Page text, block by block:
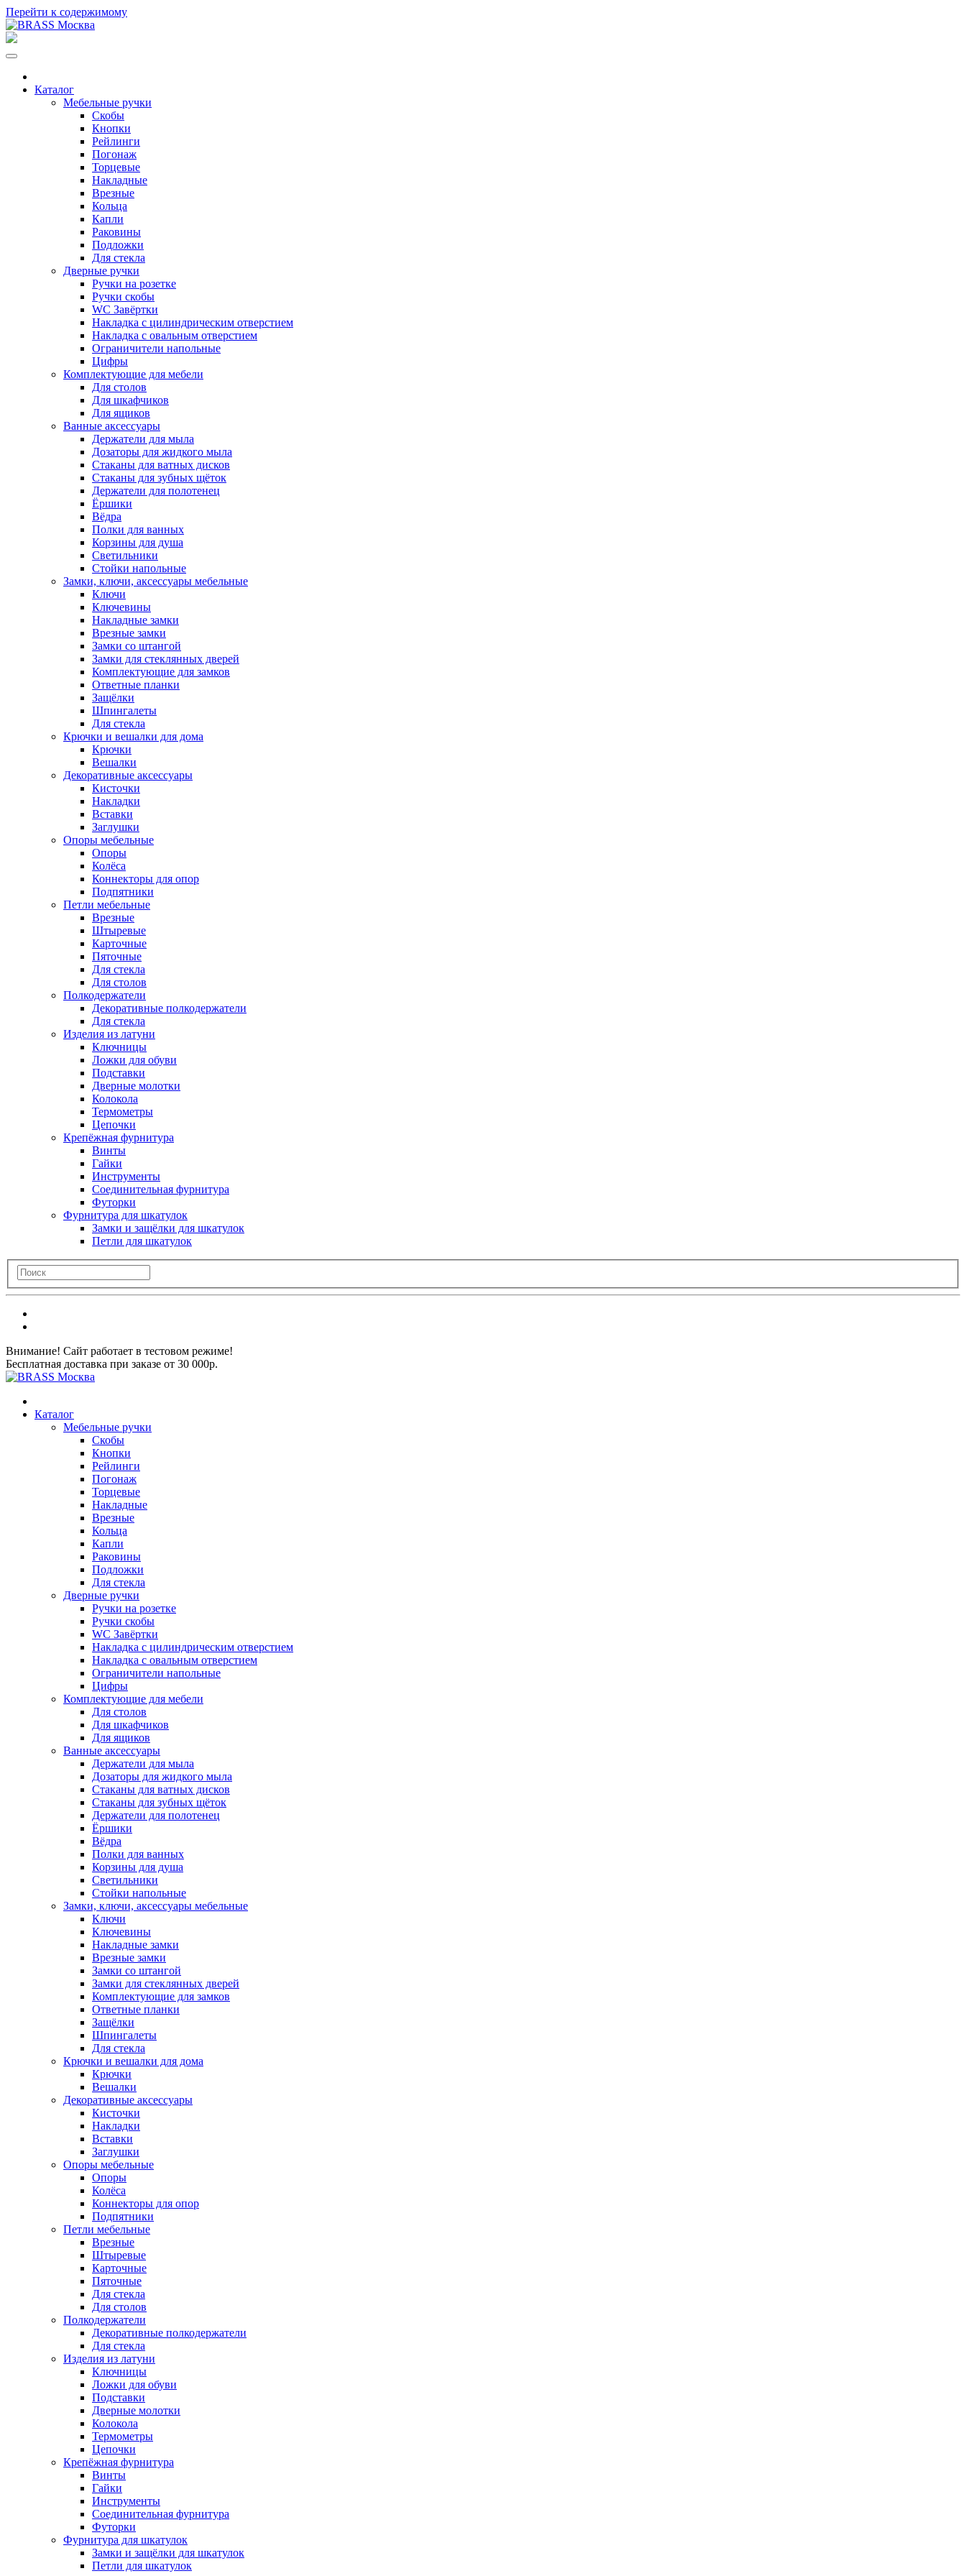
Перейти к содержимому
Каталог
Мебельные ручки
Скобы
Кнопки
Рейлинги
Погонаж
Торцевые
Накладные
Врезные
Кольца
Капли
Раковины
Подложки
Для стекла
Дверные ручки
Ручки на розетке
Ручки скобы
WC Завёртки
Накладка с цилиндрическим отверстием
Накладка с овальным отверстием
Ограничители напольные
Цифры
Комплектующие для мебели
Для столов
Для шкафчиков
Для ящиков
Ванные аксессуары
Держатели для мыла
Дозаторы для жидкого мыла
Стаканы для ватных дисков
Стаканы для зубных щёток
Держатели для полотенец
Ёршики
Вёдра
Полки для ванных
Корзины для душа
Светильники
Стойки напольные
Замки, ключи, аксессуары мебельные
Ключи
Ключевины
Накладные замки
Врезные замки
Замки со штангой
Замки для стеклянных дверей
Комплектующие для замков
Ответные планки
Защёлки
Шпингалеты
Для стекла
Крючки и вешалки для дома
Крючки
Вешалки
Декоративные аксессуары
Кисточки
Накладки
Вставки
Заглушки
Опоры мебельные
Опоры
Колёса
Коннекторы для опор
Подпятники
Петли мебельные
Врезные
Штыревые
Карточные
Пяточные
Для стекла
Для столов
Полкодержатели
Декоративные полкодержатели
Для стекла
Изделия из латуни
Ключницы
Ложки для обуви
Подставки
Дверные молотки
Колокола
Термометры
Цепочки
Крепёжная фурнитура
Винты
Гайки
Инструменты
Соединительная фурнитура
Футорки
Фурнитура для шкатулок
Замки и защёлки для шкатулок
Петли для шкатулок
Внимание! Сайт работает в тестовом режиме!
Бесплатная доставка при заказе от 30 000р.
Каталог
Мебельные ручки
Скобы
Кнопки
Рейлинги
Погонаж
Торцевые
Накладные
Врезные
Кольца
Капли
Раковины
Подложки
Для стекла
Дверные ручки
Ручки на розетке
Ручки скобы
WC Завёртки
Накладка с цилиндрическим отверстием
Накладка с овальным отверстием
Ограничители напольные
Цифры
Комплектующие для мебели
Для столов
Для шкафчиков
Для ящиков
Ванные аксессуары
Держатели для мыла
Дозаторы для жидкого мыла
Стаканы для ватных дисков
Стаканы для зубных щёток
Держатели для полотенец
Ёршики
Вёдра
Полки для ванных
Корзины для душа
Светильники
Стойки напольные
Замки, ключи, аксессуары мебельные
Ключи
Ключевины
Накладные замки
Врезные замки
Замки со штангой
Замки для стеклянных дверей
Комплектующие для замков
Ответные планки
Защёлки
Шпингалеты
Для стекла
Крючки и вешалки для дома
Крючки
Вешалки
Декоративные аксессуары
Кисточки
Накладки
Вставки
Заглушки
Опоры мебельные
Опоры
Колёса
Коннекторы для опор
Подпятники
Петли мебельные
Врезные
Штыревые
Карточные
Пяточные
Для стекла
Для столов
Полкодержатели
Декоративные полкодержатели
Для стекла
Изделия из латуни
Ключницы
Ложки для обуви
Подставки
Дверные молотки
Колокола
Термометры
Цепочки
Крепёжная фурнитура
Винты
Гайки
Инструменты
Соединительная фурнитура
Футорки
Фурнитура для шкатулок
Замки и защёлки для шкатулок
Петли для шкатулок